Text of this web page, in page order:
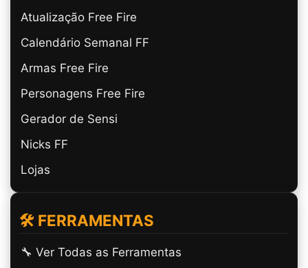
Atualização Free Fire
Calendário Semanal FF
Armas Free Fire
Personagens Free Fire
Gerador de Sensi
Nicks FF
Lojas
🛠️ FERRAMENTAS
🔧 Ver Todas as Ferramentas